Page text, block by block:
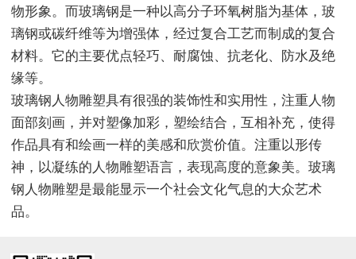
物形象。而玻璃钢是一种以高分子环氧树脂为基体，玻
璃钢或碳纤维等为增强体，经过复合工艺而制成的复合
材料。它的主要优点轻巧、耐腐蚀、抗老化、防水及绝
缘等。
玻璃钢人物雕塑具有很强的装饰性和实用性，注重人物
面部刻画，并对塑像加彩，塑绘结合，互相补充，使得
作品具有和绘画一样的美感和欣赏价值。注重以形传
神，以凝练的人物雕塑语言，表现高度的意象美。玻璃
钢人物雕塑是最能显示一个社会文化气息的大众艺术
品。